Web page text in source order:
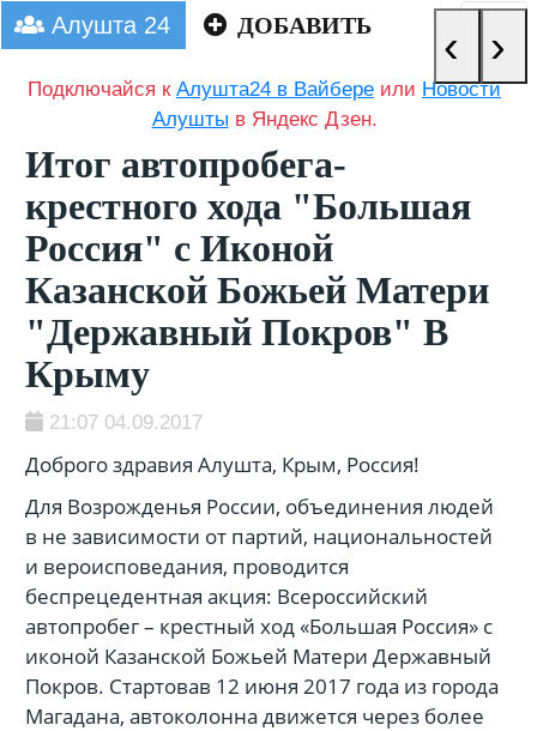
Алушта 24 ДОБАВИТЬ
Подключайся кАлушта24 в Вайбере или Новости
Алушты в Яндекс Дзен.
Итог автопробега-
крестного хода "Большая
Россия" с Иконой
Казанской Божьей Матери
"Державный Покров" В
Крыму
21:07 04.09.2017
Доброго здравия Алушта, Крым, Россия!
Для Возрожденья России, объединения людей
в не зависимости от партий, национальностей
и вероисповедания, проводится
беспрецедентная акция: Всероссийский
автопробег – крестный ход «Большая Россия» с
иконой Казанской Божьей Матери Державный
Покров. Стартовав 12 июня 2017 года из города
Магадана, автоколонна движется через более
‹ ›